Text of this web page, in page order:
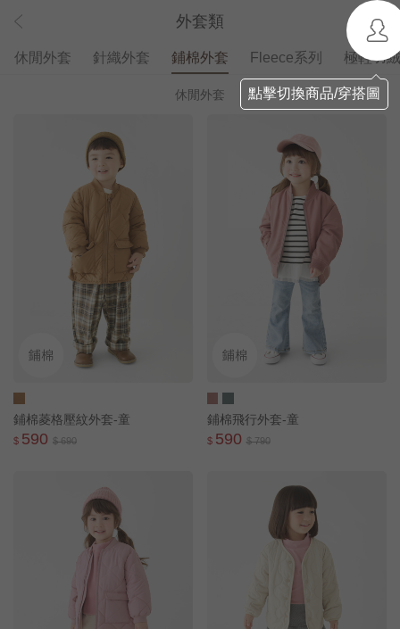
外套類
休閒外套 針織外套 鋪棉外套 Fleece系列 極輕羽絨
休閒外套
鋪棉菱格壓紋外套-童
$ 590 $ 690
鋪棉飛行外套-童
$ 590 $ 790
點擊切換商品/穿搭圖